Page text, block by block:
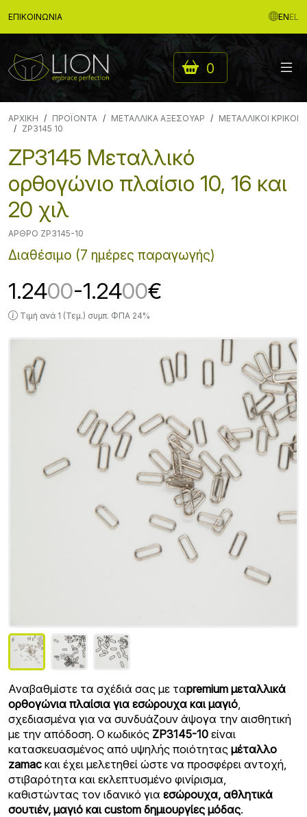
ΕΠΙΚΟΙΝΩΝΊΑ ENEL
0
ΑΡΧΙΚΉ ΠΡΟΪΟΝΤΑ ΜΕΤΑΛΛΙΚΑ ΑΞΕΣΟΥΑΡ
ΜΕΤΑΛΛΙΚΟΙ ΚΡΙΚΟΙ
ZP3145 10
ZP3145 Μεταλλικό
ορθογώνιο πλαίσιο 10, 16 και
20 χιλ
ΆΡΘΡΟ ZP3145-10
Διαθέσιμο (7 ημέρες παραγωγής)
1.2400-1.2400€
Τιμή ανά 1 (Τεμ.) συμπ. ΦΠΑ 24%
Αναβαθμίστε τα σχέδιά σας με ταpremium μεταλλικά
ορθογώνια πλαίσια για εσώρουχα και μαγιό,
σχεδιασμένα για να συνδυάζουν άψογα την αισθητική
με την απόδοση. Ο κωδικός ZP3145-10 είναι
κατασκευασμένος από υψηλής ποιότητας μέταλλο
zamac και έχει μελετηθεί ώστε να προσφέρει αντοχή,
στιβαρότητα και εκλεπτυσμένο φινίρισμα,
καθιστώντας τον ιδανικό για εσώρουχα, αθλητικά
σουτιέν, μαγιό και custom δημιουργίες μόδας.